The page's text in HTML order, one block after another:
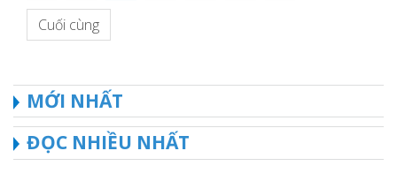
Cuối cùng
MỚI NHẤT
ĐỌC NHIỀU NHẤT